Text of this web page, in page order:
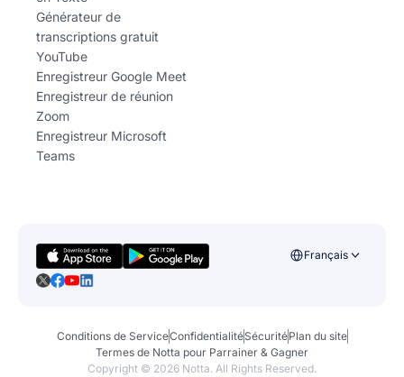
Générateur de
transcriptions gratuit
YouTube
Enregistreur Google Meet
Enregistreur de réunion
Zoom
Enregistreur Microsoft
Teams
Français
Conditions de ServiceConfidentialitéSécuritéPlan du site
Termes de Notta pour Parrainer & Gagner
Copyright © 2026 Notta. All Rights Reserved.